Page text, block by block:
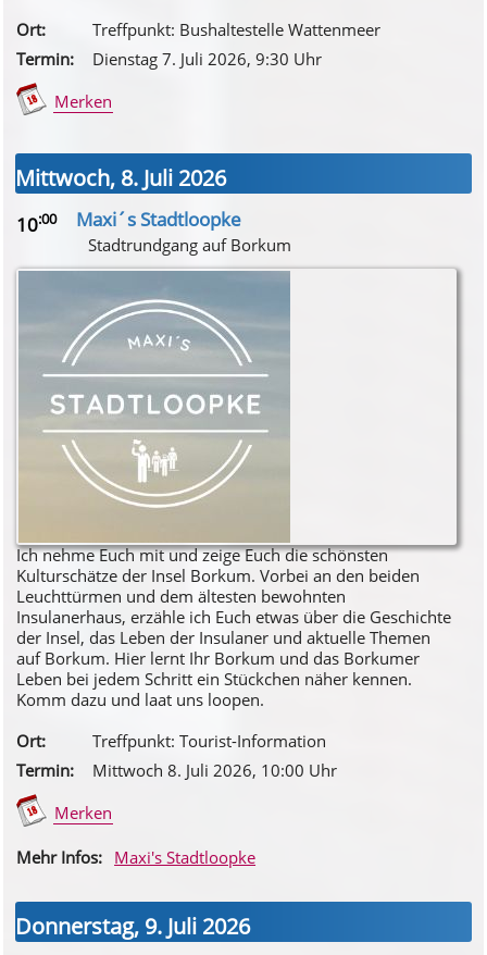
Ort:
Treffpunkt: Bushaltestelle Wattenmeer
Termin:
Dienstag 7. Juli 2026, 9:30 Uhr
Merken
Mittwoch, 8. Juli 2026
10:00 Maxi´s Stadtloopke
Stadtrundgang auf Borkum
Ich nehme Euch mit und zeige Euch die schönsten
Kulturschätze der Insel Borkum. Vorbei an den beiden
Leuchttürmen und dem ältesten bewohnten
Insulanerhaus, erzähle ich Euch etwas über die Geschichte
der Insel, das Leben der Insulaner und aktuelle Themen
auf Borkum. Hier lernt Ihr Borkum und das Borkumer
Leben bei jedem Schritt ein Stückchen näher kennen.
Komm dazu und laat uns loopen.
Ort:
Treffpunkt: Tourist-Information
Termin:
Mittwoch 8. Juli 2026, 10:00 Uhr
Merken
Mehr Infos: Maxi's Stadtloopke
Donnerstag, 9. Juli 2026